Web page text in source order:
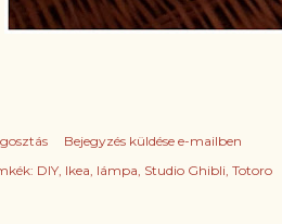
Bejegyzés küldése e-mailben
DIY Ikea lámpa Studio Ghibli Totoro